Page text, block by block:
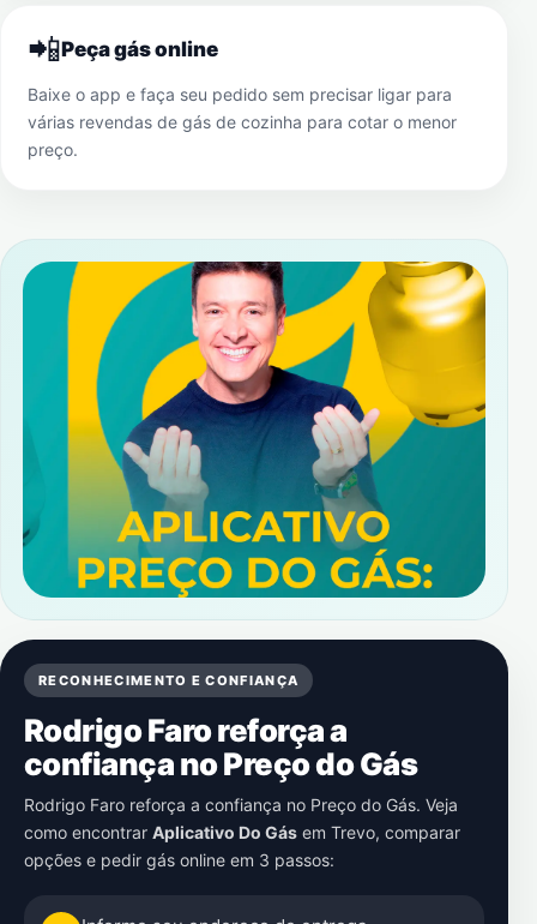
📲Peça gás online
Baixe o app e faça seu pedido sem precisar ligar para
várias revendas de gás de cozinha para cotar o menor
preço.
RECONHECIMENTO E CONFIANÇA
Rodrigo Faro reforça a
confiança no Preço do Gás
Rodrigo Faro reforça a confiança no Preço do Gás. Veja
como encontrar Aplicativo Do Gás em Trevo, comparar
opções e pedir gás online em 3 passos: